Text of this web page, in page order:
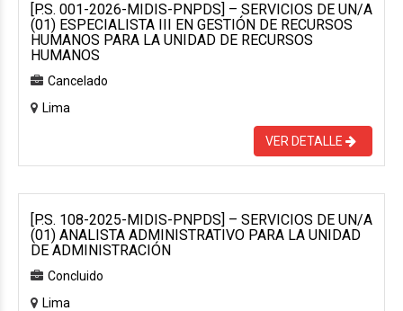
[P.S. 001-2026-MIDIS-PNPDS] – SERVICIOS DE UN/A
(01) ESPECIALISTA III EN GESTIÓN DE RECURSOS
HUMANOS PARA LA UNIDAD DE RECURSOS
HUMANOS
Cancelado
Lima
VER DETALLE
[P.S. 108-2025-MIDIS-PNPDS] – SERVICIOS DE UN/A
(01) ANALISTA ADMINISTRATIVO PARA LA UNIDAD
DE ADMINISTRACIÓN
Concluido
Lima